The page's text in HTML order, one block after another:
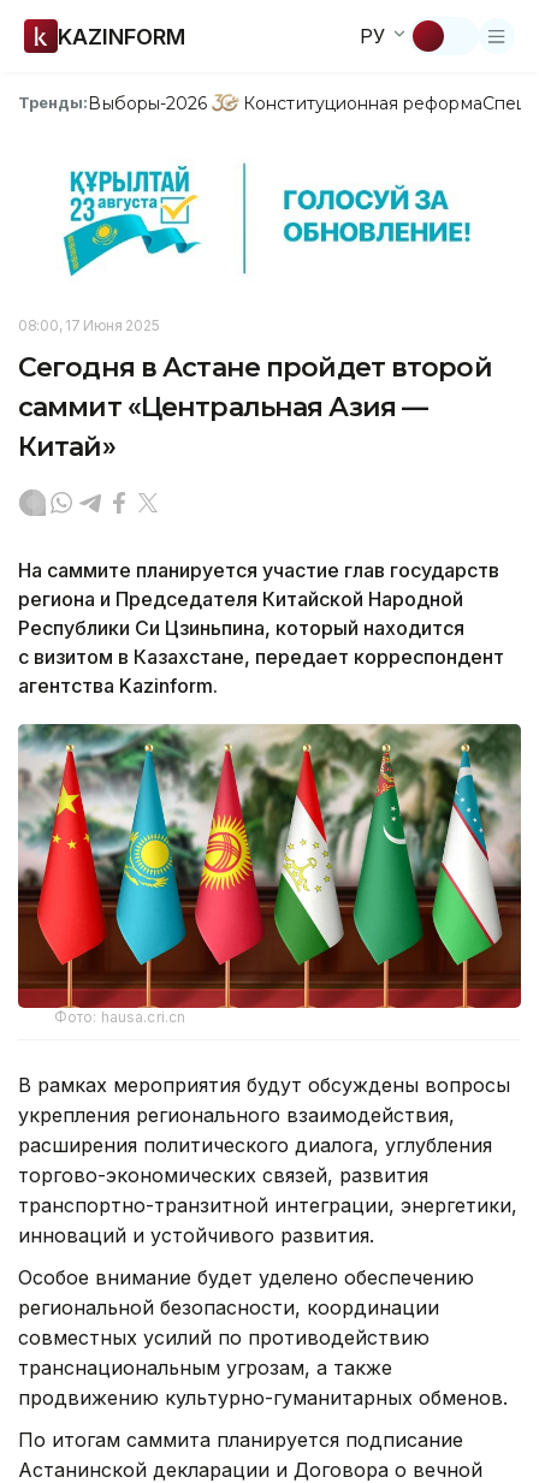
KAZINFORM РУ
Тренды:Выборы-2026 Конституционная реформа
08:00, 17 Июня 2025
Сегодня в Астане пройдет второй
саммит «Центральная Азия —
Китай»
На саммите планируется участие глав государств
региона и Председателя Китайской Народной
Республики Си Цзиньпина, который находится
с визитом в Казахстане, передает корреспондент
агентства Kazinform.
Фото: hausa.cri.cn
В рамках мероприятия будут обсуждены вопросы
укрепления регионального взаимодействия,
расширения политического диалога, углубления
торгово-экономических связей, развития
транспортно-транзитной интеграции, энергетики,
инноваций и устойчивого развития.
Особое внимание будет уделено обеспечению
региональной безопасности, координации
совместных усилий по противодействию
транснациональным угрозам, а также
продвижению культурно-гуманитарных обменов.
По итогам саммита планируется подписание
Астанинской декларации и Договора о вечной